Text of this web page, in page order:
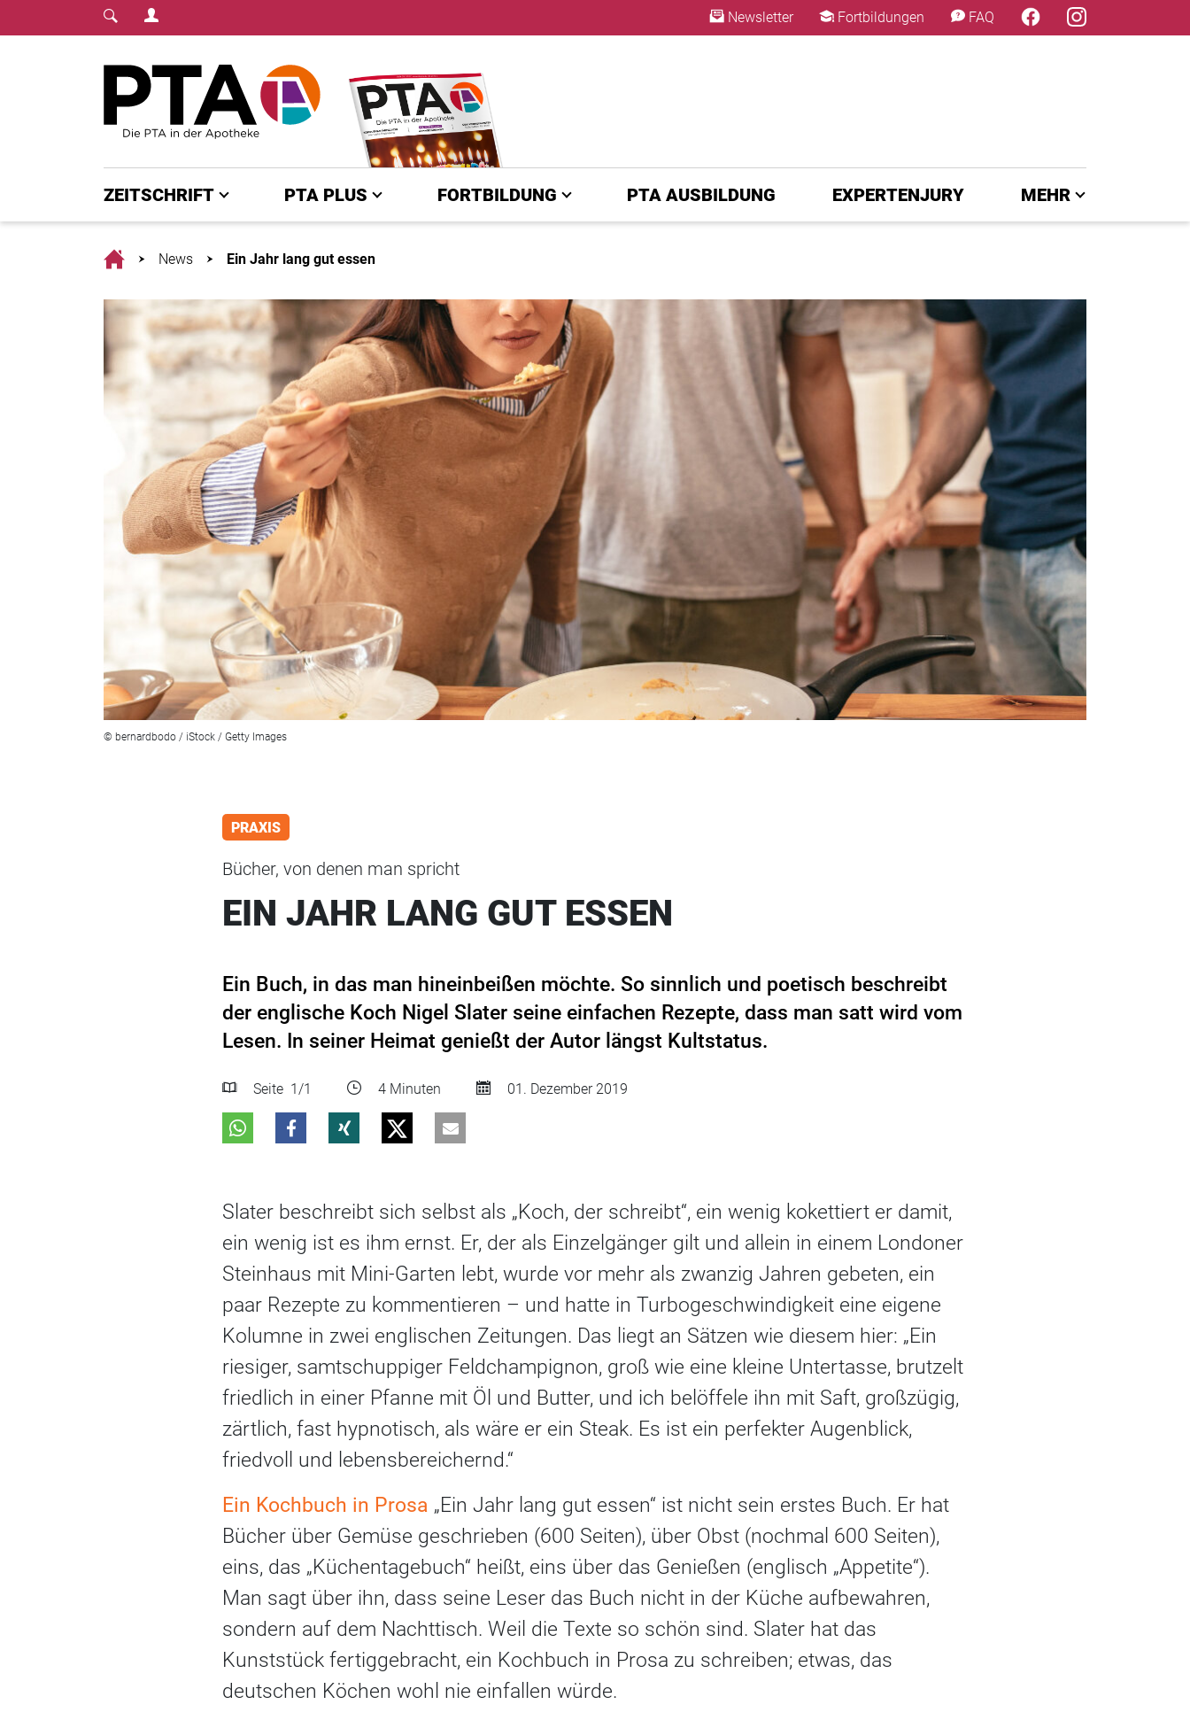
Login Menu Newsletter Fortbildungen FAQ
ZEITSCHRIFT PTA PLUS FORTBILDUNG PTA AUSBILDUNG EXPERTENJURY MEHR
HomeNews Ein Jahr lang gut essen
© bernardbodo / iStock / Getty Images
PRAXIS
Bücher, von denen man spricht
EIN JAHR LANG GUT ESSEN
Ein Buch, in das man hineinbeißen möchte. So sinnlich und poetisch beschreibt
der englische Koch Nigel Slater seine einfachen Rezepte, dass man satt wird vom
Lesen. In seiner Heimat genießt der Autor längst Kultstatus.
Seite 1 /1 4 Minuten 01. Dezember 2019
Slater beschreibt sich selbst als „Koch, der schreibt“, ein wenig kokettiert er damit,
ein wenig ist es ihm ernst. Er, der als Einzelgänger gilt und allein in einem Londoner
Steinhaus mit Mini-Garten lebt, wurde vor mehr als zwanzig Jahren gebeten, ein
paar Rezepte zu kommentieren – und hatte in Turbogeschwindigkeit eine eigene
Kolumne in zwei englischen Zeitungen. Das liegt an Sätzen wie diesem hier: „Ein
riesiger, samtschuppiger Feldchampignon, groß wie eine kleine Untertasse, brutzelt
friedlich in einer Pfanne mit Öl und Butter, und ich belöffele ihn mit Saft, großzügig,
zärtlich, fast hypnotisch, als wäre er ein Steak. Es ist ein perfekter Augenblick,
friedvoll und lebensbereichernd.“
Ein Kochbuch in Prosa „Ein Jahr lang gut essen“ ist nicht sein erstes Buch. Er hat
Bücher über Gemüse geschrieben (600 Seiten), über Obst (nochmal 600 Seiten),
eins, das „Küchentagebuch“ heißt, eins über das Genießen (englisch „Appetite“).
Man sagt über ihn, dass seine Leser das Buch nicht in der Küche aufbewahren,
sondern auf dem Nachttisch. Weil die Texte so schön sind. Slater hat das
Kunststück fertiggebracht, ein Kochbuch in Prosa zu schreiben; etwas, das
deutschen Köchen wohl nie einfallen würde.
×